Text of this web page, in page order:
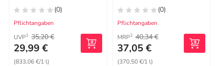
(0)
Pflichtangaben
UVP1 35,20 €
29,99 €
(833,06 €/1 l)
(0)
Pflichtangaben
MRP2 40,34 €
37,05 €
(370,50 €/1 l)